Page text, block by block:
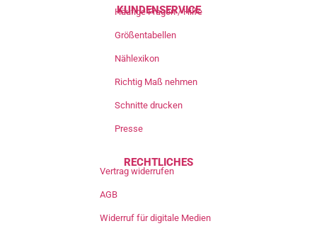
KUNDENSERVICE
Häufige Fragen / Hilfe
Größentabellen
Nählexikon
Richtig Maß nehmen
Schnitte drucken
Presse
RECHTLICHES
Vertrag widerrufen
AGB
Widerruf für digitale Medien